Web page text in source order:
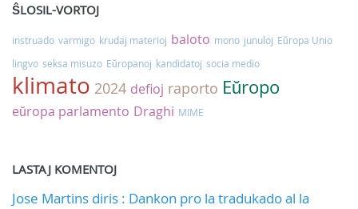
ŜLOSIL-VORTOJ
instruado varmigo krudaj materioj baloto mono junuloj Eŭropa Unio
lingvo seksa misuzo Eŭropanoj kandidatoj socia medio
klimato 2024 defioj raporto Eŭropo
eŭropa parlamento Draghi MIME
LASTAJ KOMENTOJ
Jose Martins diris : Dankon pro la tradukado al la